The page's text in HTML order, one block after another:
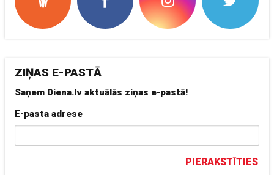
ZIŅAS E-PASTĀ
Saņem Diena.lv aktuālās ziņas e-pastā!
E-pasta adrese
PIERAKSTĪTIES